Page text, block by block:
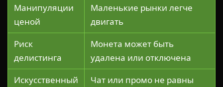
Манипуляции
ценой
Маленькие рынки легче
двигать
Риск
делистинга
Монета может быть
удалена или отключена
Искусственный
Чат или промо не равны